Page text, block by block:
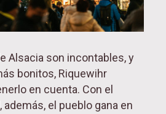
Alsacia son incontables, y
bonitos, Riquewihr
en cuenta. Con el
el pueblo gana en